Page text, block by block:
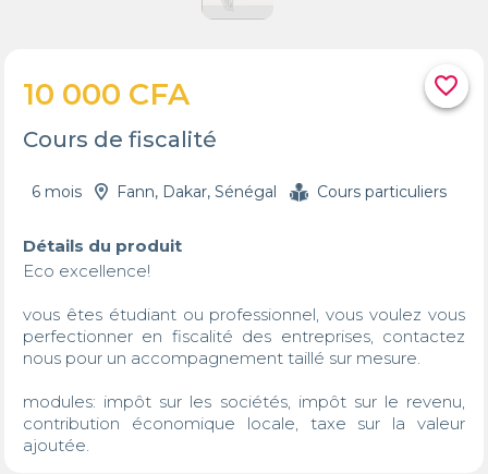
favorite_border
10 000 CFA
Cours de fiscalité
6 mois Fann, Dakar, Sénégal Cours particuliers
Détails du produit
Eco excellence!
vous êtes étudiant ou professionnel, vous voulez vous
perfectionner en fiscalité des entreprises, contactez
nous pour un accompagnement taillé sur mesure.
modules: impôt sur les sociétés, impôt sur le revenu,
contribution économique locale, taxe sur la valeur
ajoutée.